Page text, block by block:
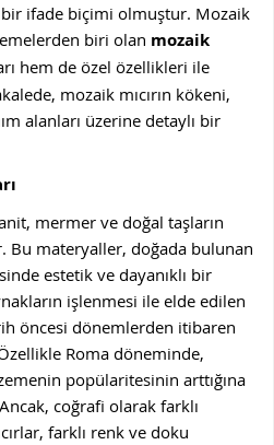
bir ifade biçimi olmuştur. Mozaik
biri olan mozaik
hem de özel özellikleri ile
mozaik mıcırın kökeni,
alanları üzerine detaylı bir
mermer ve doğal taşların
Bu materyaller, doğada bulunan
estetik ve dayanıklı bir
işlenmesi ile elde edilen
öncesi dönemlerden itibaren
Roma döneminde,
popülaritesinin arttığına
coğrafi olarak farklı
farklı renk ve doku